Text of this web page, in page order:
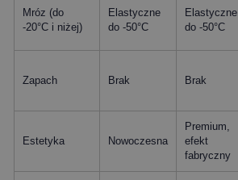
Mróz (do
-20°C i niżej)
Elastyczne
do -50°C
Elastyczne
do -50°C
Zapach Brak Brak
Estetyka Nowoczesna
Premium,
efekt
fabryczny